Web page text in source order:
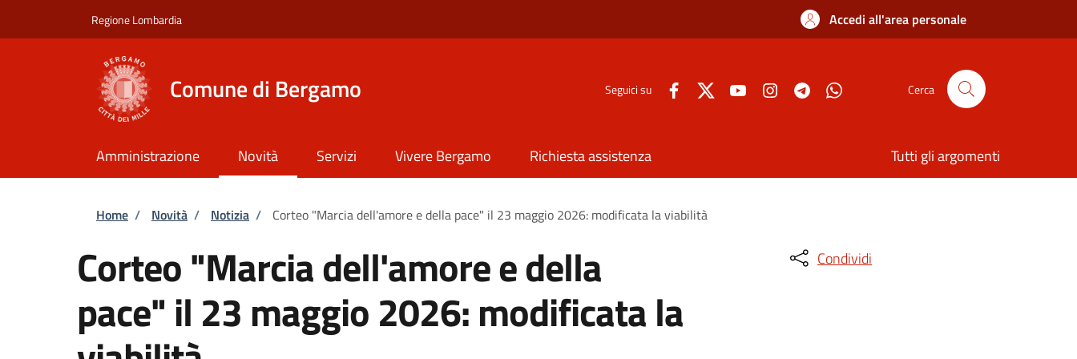
Regione Lombardia Accedi all'area personale
Comune di Bergamo Seguici su Cerca
Amministrazione Novità Servizi Vivere Bergamo Richiesta assistenza Tutti gli argomenti
Briciole di pane
Home / Novità / Notizia / Corteo "Marcia dell'amore e della pace" il 23 maggio 2026: modificata la viabilità
Corteo "Marcia dell'amore e della
pace" il 23 maggio 2026: modificata la
Condividi